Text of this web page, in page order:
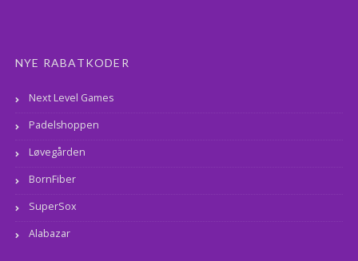
NYE RABATKODER
Next Level Games
Padelshoppen
Løvegården
BornFiber
SuperSox
Alabazar